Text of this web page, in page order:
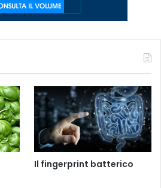
Il fingerprint batterico